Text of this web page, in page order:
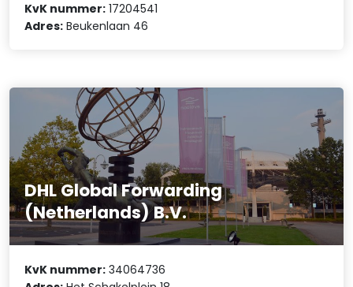
KvK nummer: 17204541
Adres: Beukenlaan 46
DHL Global Forwarding
(Netherlands) B.V.
KvK nummer: 34064736